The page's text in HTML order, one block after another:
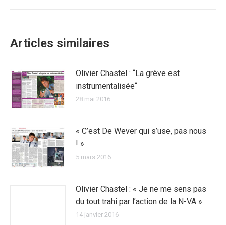
Articles similaires
Olivier Chastel : “La grève est
instrumentalisée“
28 mai 2016
« C’est De Wever qui s’use, pas nous
! »
5 mars 2016
Olivier Chastel : « Je ne me sens pas
du tout trahi par l’action de la N-VA »
14 janvier 2016